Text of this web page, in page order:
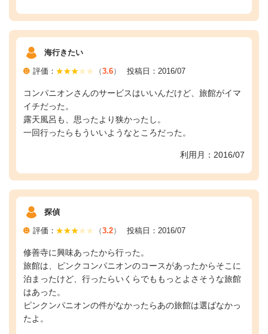
海行きたい
評価： （3.6） 投稿日：2016/07
コンパニオンさんのサービスはいいんだけど、旅館がイマ
イチだった。
露天風呂も、思ったより狭かったし。
一回行ったらもういいようなところだった。
利用月：2016/07
探偵
評価： （3.2） 投稿日：2016/07
修善寺に興味あったから行った。
旅館は、ピンクコンパニオンのコースがあったからそこに
泊まったけど、行ったらいくらでももっとよさそうな旅館
はあった。
ピンクンパニオンの件がなかったらあの旅館は選ばなかっ
たよ。